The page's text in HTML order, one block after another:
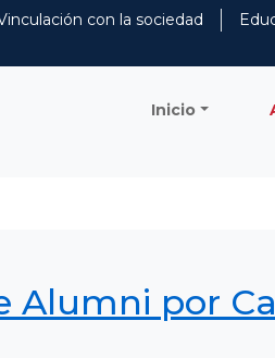
con la sociedad
Inicio
Alumni por